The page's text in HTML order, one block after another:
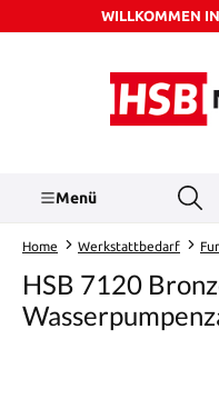
Zum Hauptinhalt springen
WILLKOMMEN
Menü
Home Werkstattbedarf
HSB 7120